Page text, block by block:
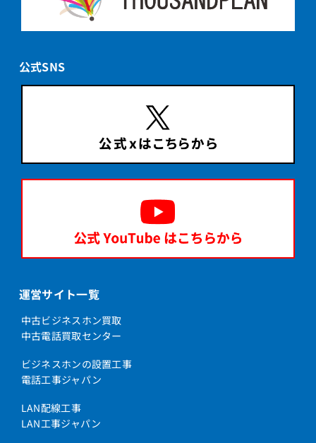
公式SNS
運営サイト一覧
中古ビジネスホン買取
中古電話買取センター
ビジネスホンの設置工事
電話工事ジャパン
LAN配線工事
LAN工事ジャパン